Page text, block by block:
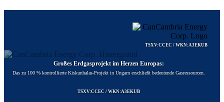
TSXV:CCEC / WKN:A3EKUB
Großes Erdgasprojekt im Herzen Europas:
Das zu 100 % kontrollierte Kiskunhalas-Projekt in Ungarn erschließt bedeutende Gasressourcen.
TSXV:CCEC / WKN:A3EKUB